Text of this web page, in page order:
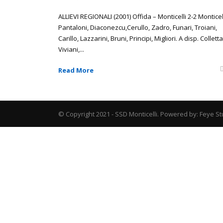
ALLIEVI REGIONALI (2001) Offida – Monticelli 2-2
Pantaloni, Diaconezcu,Cerullo, Zadro, Funari, Troiani,
Carillo, Lazzarini, Bruni, Principi, Migliori. A disp.
Viviani,...
Read More
© Copyright 2021 - SSD Monticelli. Powered by: Feye